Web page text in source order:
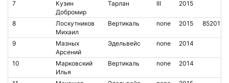
7
Кузин
Добромир
Тарлан III 2015
8
Лоскутников
Михаил
Вертикаль none 2015 8520193
9
Мазных
Арсений
Эдельвейс none 2014
10
Марковский
Илья
Вертикаль none 2014